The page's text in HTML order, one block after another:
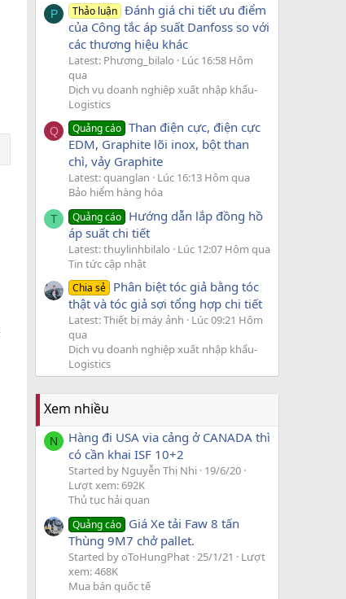
P Thảo luận Đánh giá chi tiết ưu điểm
của Công tắc áp suất Danfoss so với
các thương hiệu khác
Latest: Phương_bilalo
Lúc 16:58 Hôm
qua
Dịch vụ doanh nghiệp xuất nhập khẩu-
Logistics
Q Quảng cáo Than điện cực, điện cực
EDM, Graphite lõi inox, bột than
chì, vảy Graphite
Latest: quanglan
Lúc 16:13 Hôm qua
Bảo hiểm hàng hóa
T Quảng cáo Hướng dẫn lắp đồng hồ
áp suất chi tiết
Latest: thuylinhbilalo
Lúc 12:07 Hôm qua
Tin tức cập nhật
Chia sẻ Phân biệt tóc giả bằng tóc
thật và tóc giả sợi tổng hợp chi tiết
Latest: Thiết bị máy ảnh
Lúc 09:21 Hôm
qua
Dịch vụ doanh nghiệp xuất nhập khẩu-
Logistics
Xem nhiều
N
Hàng đi USA via cảng ở CANADA thì
có cần khai ISF 10+2
Started by Nguyễn Thị Nhi 19/6/20
Lượt xem: 692K
Thủ tục hải quan
Quảng cáo Giá Xe tải Faw 8 tấn
Thùng 9M7 chở pallet.
Started by oToHungPhat 25/1/21
Lượt
xem: 468K
Mua bán quốc tế